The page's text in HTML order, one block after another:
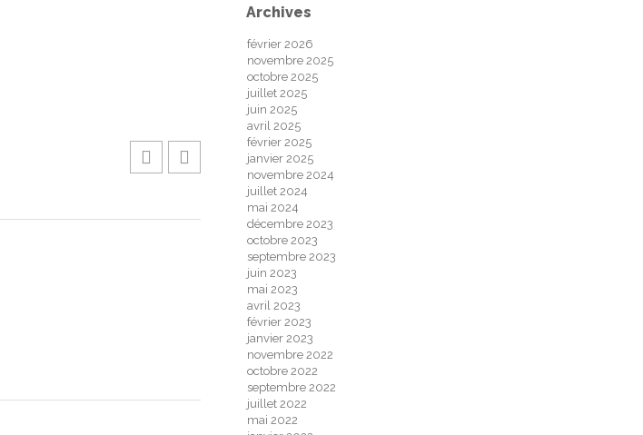
Archives
février 2026
novembre 2025
octobre 2025
juillet 2025
juin 2025
avril 2025
février 2025
janvier 2025
novembre 2024
juillet 2024
mai 2024
décembre 2023
octobre 2023
septembre 2023
juin 2023
mai 2023
avril 2023
février 2023
janvier 2023
novembre 2022
octobre 2022
septembre 2022
juillet 2022
mai 2022